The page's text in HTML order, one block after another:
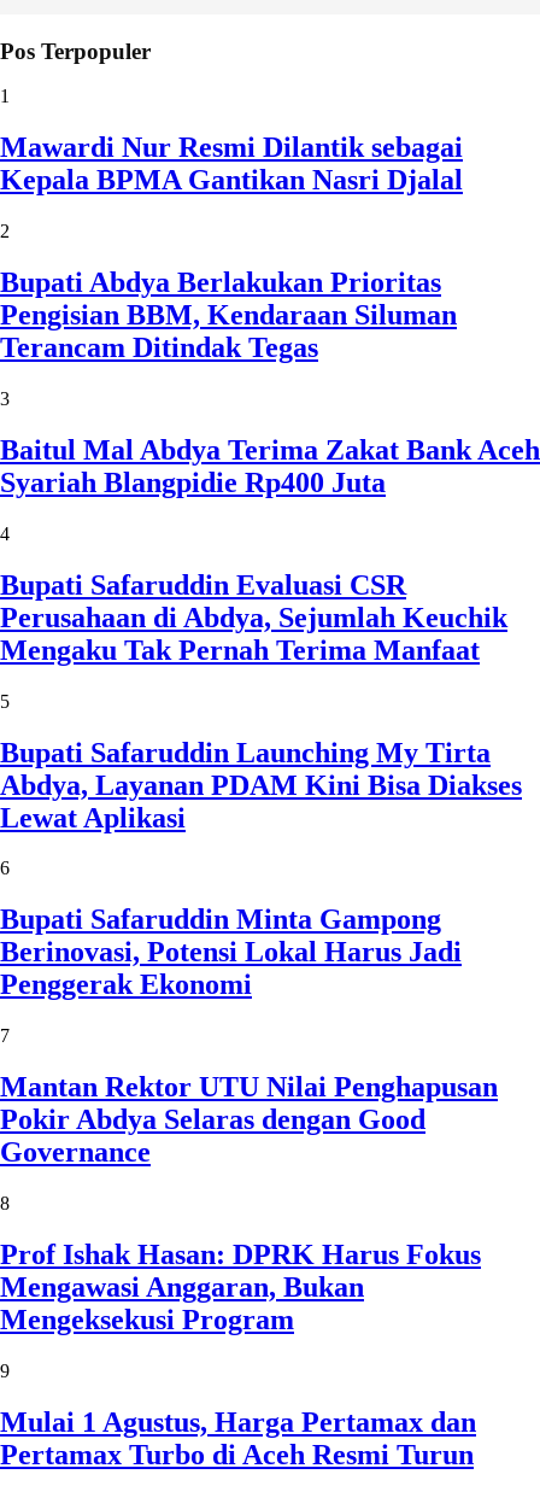
Pos Terpopuler
1
Mawardi Nur Resmi Dilantik sebagai
Kepala BPMA Gantikan Nasri Djalal
2
Bupati Abdya Berlakukan Prioritas
Pengisian BBM, Kendaraan Siluman
Terancam Ditindak Tegas
3
Baitul Mal Abdya Terima Zakat Bank Aceh
Syariah Blangpidie Rp400 Juta
4
Bupati Safaruddin Evaluasi CSR
Perusahaan di Abdya, Sejumlah Keuchik
Mengaku Tak Pernah Terima Manfaat
5
Bupati Safaruddin Launching My Tirta
Abdya, Layanan PDAM Kini Bisa Diakses
Lewat Aplikasi
6
Bupati Safaruddin Minta Gampong
Berinovasi, Potensi Lokal Harus Jadi
Penggerak Ekonomi
7
Mantan Rektor UTU Nilai Penghapusan
Pokir Abdya Selaras dengan Good
Governance
8
Prof Ishak Hasan: DPRK Harus Fokus
Mengawasi Anggaran, Bukan
Mengeksekusi Program
9
Mulai 1 Agustus, Harga Pertamax dan
Pertamax Turbo di Aceh Resmi Turun